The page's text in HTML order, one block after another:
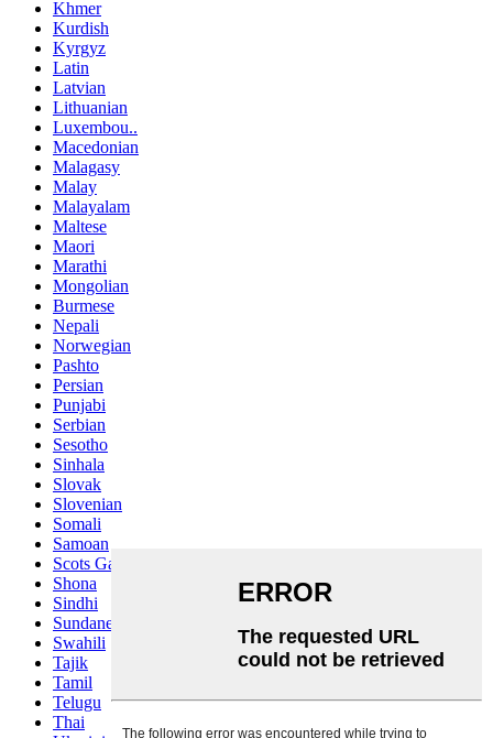
Khmer
Kurdish
Kyrgyz
Latin
Latvian
Lithuanian
Luxembou..
Macedonian
Malagasy
Malay
Malayalam
Maltese
Maori
Marathi
Mongolian
Burmese
Nepali
Norwegian
Pashto
Persian
Punjabi
Serbian
Sesotho
Sinhala
Slovak
Slovenian
Somali
Samoan
Scots Gaelic
Shona
Sindhi
Sundanese
Swahili
Tajik
Tamil
Telugu
Thai